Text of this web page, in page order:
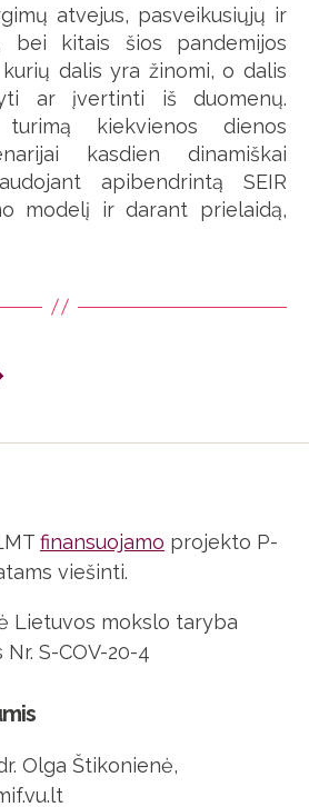
atvejus, pasveikusiųjų ir
bei kitais šios pandemijos
dalis yra žinomi, o dalis
ar įvertinti iš duomenų.
kiekvienos dienos
kasdien dinamiškai
apibendrintą SEIR
modelį ir darant prielaidą,
finansuojamo projekto P-
viešinti.
Lietuvos mokslo taryba
S-COV-20-4
Olga Štikonienė,